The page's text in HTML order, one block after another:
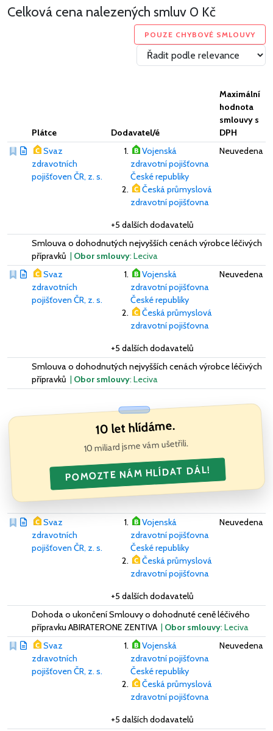
Celková cena nalezených smluv 0 Kč
POUZE CHYBOVÉ SMLOUVY
Plátce Dodavatel/é
Maximální
hodnota
smlouvy s
DPH
Svaz
zdravotních
pojišťoven ČR, z. s.
Vojenská
zdravotní pojišťovna
České republiky
Česká průmyslová
zdravotní pojišťovna
+5 dalších dodavatelů
Neuvedena
Smlouva o dohodnutých nejvyšších cenách výrobce léčivých
přípravků | Obor smlouvy: Leciva
Svaz
zdravotních
pojišťoven ČR, z. s.
Vojenská
zdravotní pojišťovna
České republiky
Česká průmyslová
zdravotní pojišťovna
+5 dalších dodavatelů
Neuvedena
Smlouva o dohodnutých nejvyšších cenách výrobce léčivých
přípravků | Obor smlouvy: Leciva
10 let hlídáme.
10 miliard jsme vám ušetřili.
POMOZTE NÁM HLÍDAT DÁL!
Svaz
zdravotních
pojišťoven ČR, z. s.
Vojenská
zdravotní pojišťovna
České republiky
Česká průmyslová
zdravotní pojišťovna
+5 dalších dodavatelů
Neuvedena
Dohoda o ukončení Smlouvy o dohodnuté ceně léčivého
přípravku ABIRATERONE ZENTIVA | Obor smlouvy: Leciva
Svaz
zdravotních
pojišťoven ČR, z. s.
Vojenská
zdravotní pojišťovna
České republiky
Česká průmyslová
zdravotní pojišťovna
+5 dalších dodavatelů
Neuvedena